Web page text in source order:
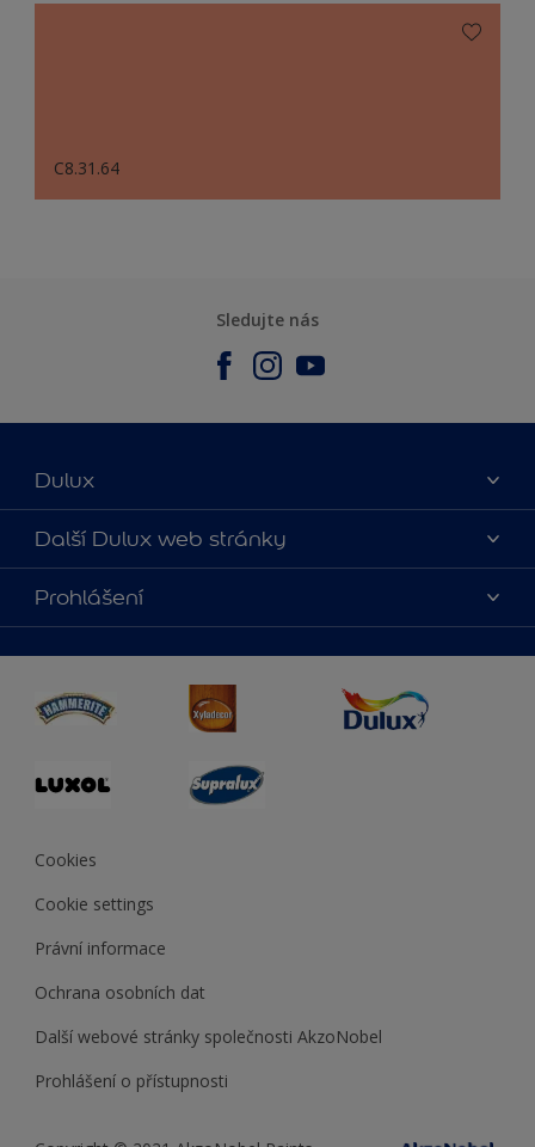
C8.31.64
Sledujte nás
Dulux
O nás
Kontaktujte nás
Najít obchod
Další Dulux web stránky
duluxmalir.cz
duluxmaliar.sk
duluxprodejnabarev.cz
duluxpredajnafarieb.sk
Prohlášení
Cookies
Cookie settings
Právní informace
Ochrana osobních dat
Další webové stránky společnosti AkzoNobel
Prohlášení o přístupnosti